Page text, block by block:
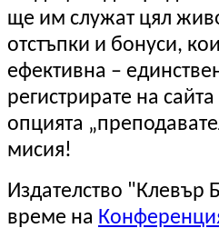
ще им служат цял
отстъпки и бонуси,
ефективна –
регистрирате на
опцията
мисия!
Издателство "Клевър
време на